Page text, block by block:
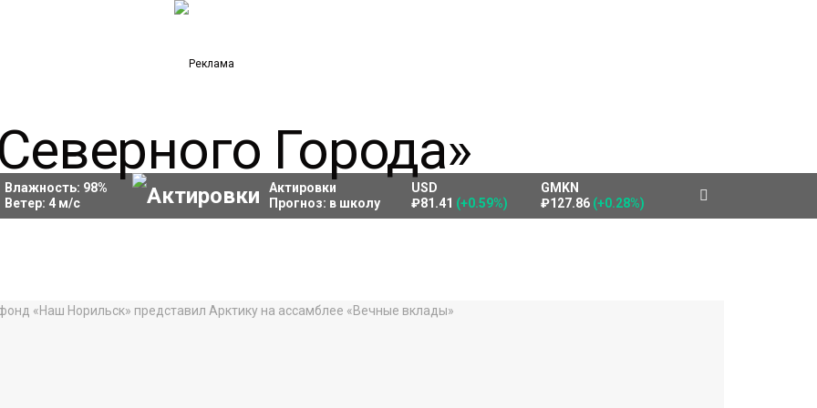
Влажность: 98%
Ветер: 4м/с
Актировки
Прогноз: в школу
USD
₽81.41 (+0.59%)
GMKN
₽127.86 (+0.28%)